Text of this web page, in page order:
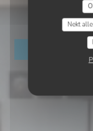
Nekt